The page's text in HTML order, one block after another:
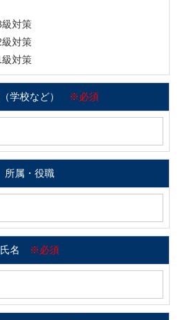
対策
対策
対策
学校など） ※必須
所属・役職
氏名 ※必須